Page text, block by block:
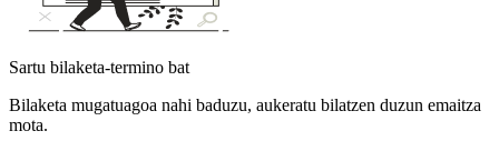
Sartu bilaketa-termino bat
Bilaketa mugatuagoa nahi baduzu, aukeratu bilatzen duzun emaitza
mota.